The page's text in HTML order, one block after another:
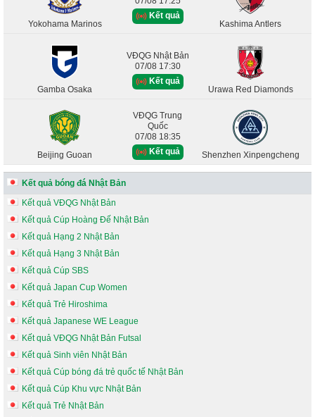
Yokohama Marinos
Kết quả
Kashima Antlers
Gamba Osaka
VĐQG Nhật Bản
07/08 17:30
Kết quả
Urawa Red Diamonds
Beijing Guoan
VĐQG Trung
Quốc
07/08 18:35
Kết quả
Shenzhen Xinpengcheng
Kết quả bóng đá Nhật Bản
Kết quả VĐQG Nhật Bản
Kết quả Cúp Hoàng Đế Nhật Bản
Kết quả Hạng 2 Nhật Bản
Kết quả Hạng 3 Nhật Bản
Kết quả Cúp SBS
Kết quả Japan Cup Women
Kết quả Trẻ Hiroshima
Kết quả Japanese WE League
Kết quả VĐQG Nhật Bản Futsal
Kết quả Sinh viên Nhật Bản
Kết quả Cúp bóng đá trẻ quốc tế Nhật Bản
Kết quả Cúp Khu vực Nhật Bản
Kết quả Trẻ Nhật Bản